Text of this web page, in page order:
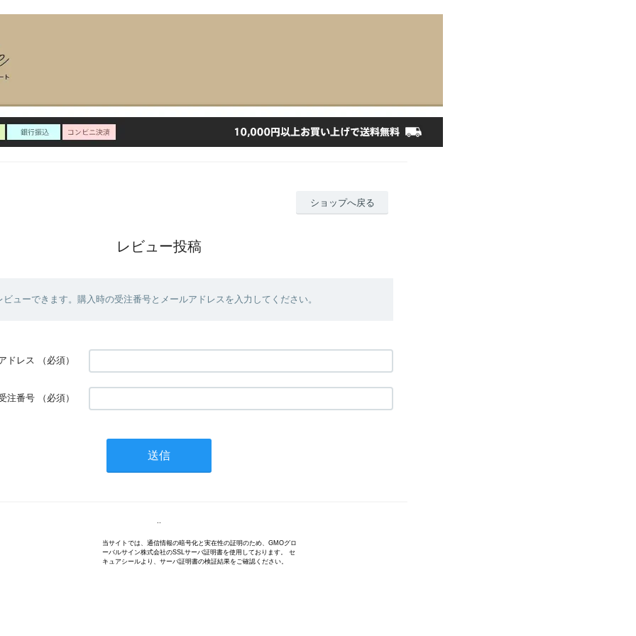
ショップへ戻る
レビュー投稿
ューできます。購入時の受注番号とメールアドレスを入力してください。
ドレス （必須）
注番号 （必須）
当サイトでは、通信情報の暗号化と実在性の証明のため、GMOグロ
ーバルサイン株式会社のSSLサーバ証明書を使用しております。 セ
キュアシールより、サーバ証明書の検証結果をご確認ください。